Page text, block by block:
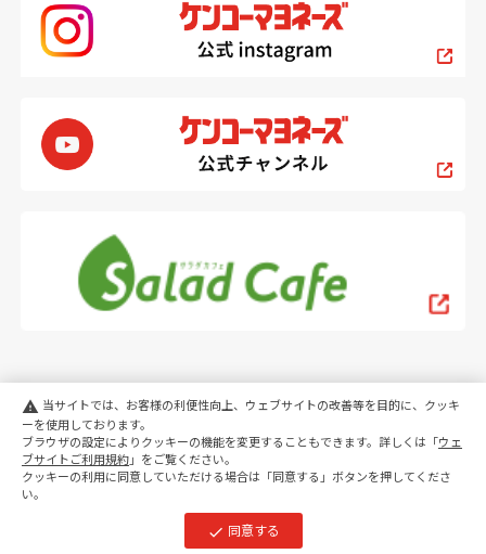
PC スマートフォン
copyright KENKO Mayonnaise Co.,Ltd.All rights reserved.
warning 当サイトでは、お客様の利便性向上、ウェブサイトの改善等を目的に、クッキ
ーを使用しております。
ブラウザの設定によりクッキーの機能を変更することもできます。詳しくは「ウェ
ブサイトご利用規約」をご覧ください。
クッキーの利用に同意していただける場合は「同意する」ボタンを押してくださ
い。
check 同意する